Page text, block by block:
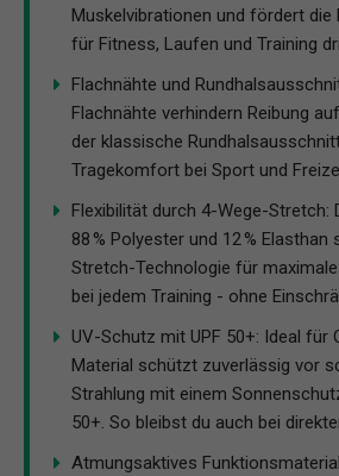
Muskelvibrationen und fördert die
für Fitness, Laufen und Training
Flachnähte und
Flachnähte verhindern Reibung
der klassische
Tragekomfort bei Sport und
Flexibilität durch 4-Wege-Stretch:
88 % Polyester und 12 %
Stretch-Technologie für
bei jedem Training - ohne
UV-Schutz mit UPF 50+: Ideal für
Material schützt zuverlässig vor
Strahlung mit einem
50+. So bleibst du auch bei
Atmungsaktives